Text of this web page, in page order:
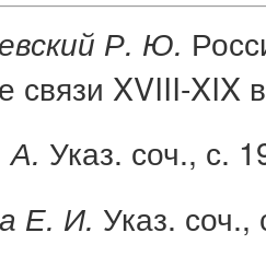
Р. Ю.
связи XVIII-XIX
А. Указ. соч., с.
Е. И. Указ. соч.,